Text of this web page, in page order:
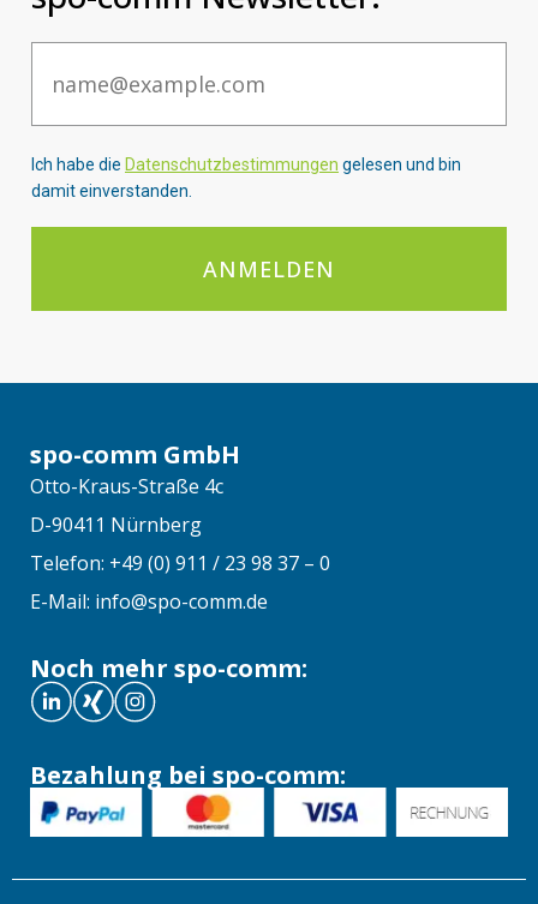
Ich habe die Datenschutzbestimmungen gelesen und bin
damit einverstanden.
ANMELDEN
spo-comm GmbH
Otto-Kraus-Straße 4c
D-90411 Nürnberg
Telefon: +49 (0) 911 / 23 98 37 – 0
E-Mail: info@spo-comm.de
Noch mehr spo-comm:
Bezahlung bei spo-comm: